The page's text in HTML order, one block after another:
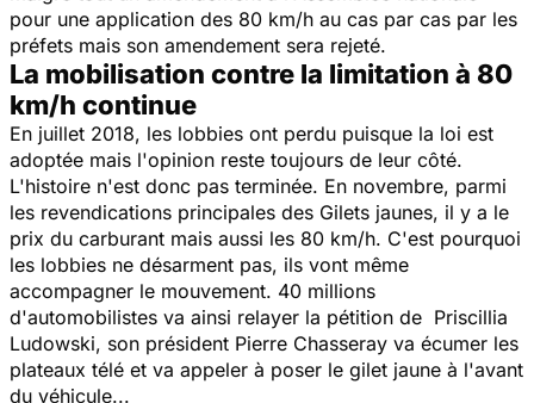
pour une application des 80 km/h au cas par cas par les
préfets mais son amendement sera rejeté.
La mobilisation contre la limitation à 80
km/h continue
En juillet 2018, les lobbies ont perdu puisque la loi est
adoptée mais l'opinion reste toujours de leur côté.
L'histoire n'est donc pas terminée. En novembre, parmi
les revendications principales des Gilets jaunes, il y a le
prix du carburant mais aussi les 80 km/h. C'est pourquoi
les lobbies ne désarment pas, ils vont même
accompagner le mouvement. 40 millions
d'automobilistes va ainsi relayer la pétition de Priscillia
Ludowski, son président Pierre Chasseray va écumer les
plateaux télé et va appeler à poser le gilet jaune à l'avant
du véhicule...